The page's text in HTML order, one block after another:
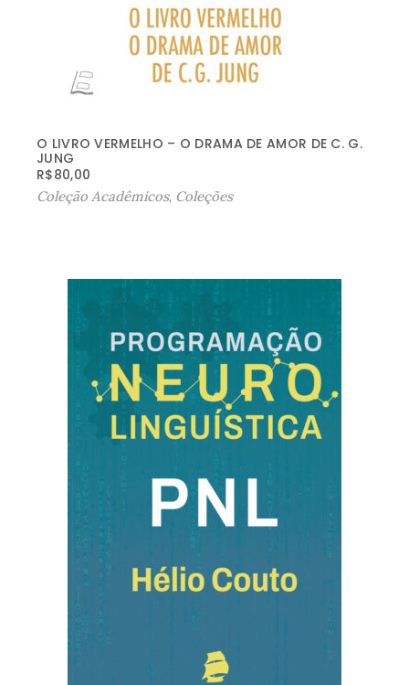
O LIVRO VERMELHO – O DRAMA DE AMOR DE C. G.
JUNG
R$80,00
Coleção Acadêmicos, Coleções